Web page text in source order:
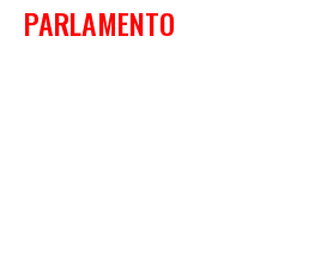
PARLAMENTO